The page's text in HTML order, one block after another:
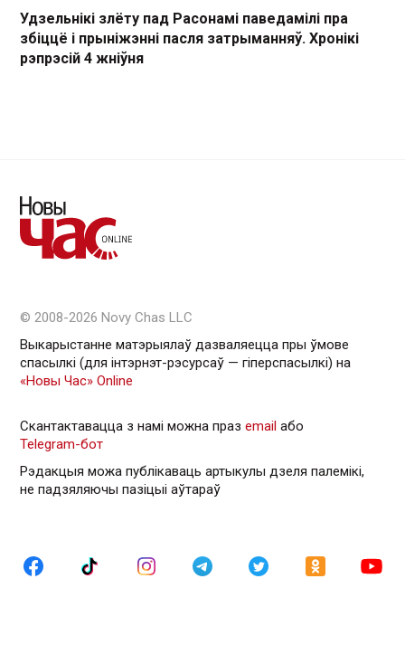
Удзельнікі злёту пад Расонамі паведамілі пра
збіццё і прыніжэнні пасля затрыманняў. Хронікі
рэпрэсій 4 жніўня
© 2008-2026 Novy Chas LLC
Выкарыстанне матэрыялаў дазваляецца пры ўмове
спасылкі (для інтэрнэт-рэсурсаў — гiперспасылкi) на
«Новы Час» Online
Скантактавацца з намі можна праз email або
Telegram-бот
Рэдакцыя можа публікаваць артыкулы дзеля палемікі,
не падзяляючы пазіцыі аўтараў